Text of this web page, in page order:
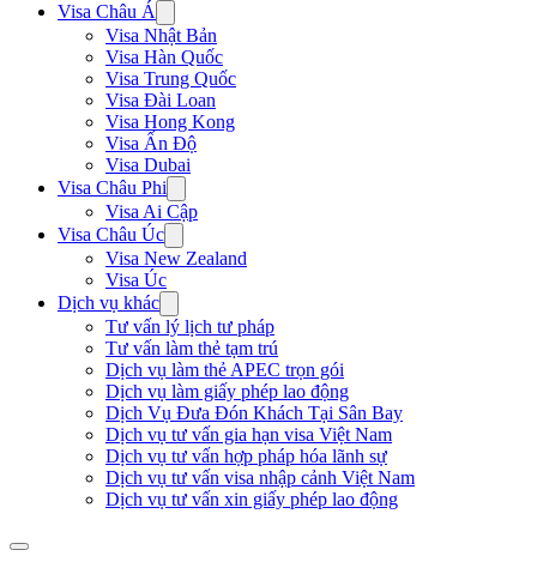
Visa Châu Á
Visa Nhật Bản
Visa Hàn Quốc
Visa Trung Quốc
Visa Đài Loan
Visa Hong Kong
Visa Ấn Độ
Visa Dubai
Visa Châu Phi
Visa Ai Cập
Visa Châu Úc
Visa New Zealand
Visa Úc
Dịch vụ khác
Tư vấn lý lịch tư pháp
Tư vấn làm thẻ tạm trú
Dịch vụ làm thẻ APEC trọn gói
Dịch vụ làm giấy phép lao động
Dịch Vụ Đưa Đón Khách Tại Sân Bay
Dịch vụ tư vấn gia hạn visa Việt Nam
Dịch vụ tư vấn hợp pháp hóa lãnh sự
Dịch vụ tư vấn visa nhập cảnh Việt Nam
Dịch vụ tư vấn xin giấy phép lao động